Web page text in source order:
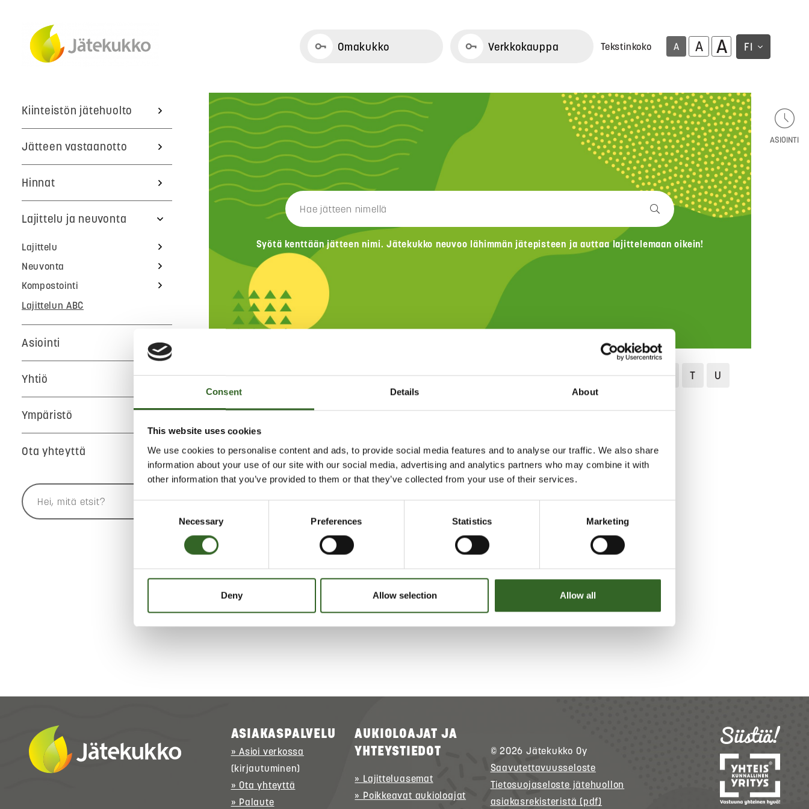
Consent Details About
This website uses cookies
We use cookies to personalise content and ads, to provide social media features and to analyse our traffic. We also share
information about your use of our site with our social media, advertising and analytics partners who may combine it with
other information that you’ve provided to them or that they’ve collected from your use of their services.
Selection
Necessary Preferences Statistics Marketing
Deny Allow selection Allow all
Omakukko Verkkokauppa Tekstinkoko A A A FI
Kiinteistön jätehuolto
Jätteen vastaanotto
Hinnat
Lajittelu ja neuvonta
Lajittelu
Neuvonta
Kompostointi
Lajittelun ABC
Asiointi
Yhtiö
Ympäristö
Ota yhteyttä
Syötä kenttään jätteen nimi. Jätekukko neuvoo lähimmän jätepisteen ja auttaa lajittelemaan oikein!
ASIOINTI
A B C D E F G H I J K L M N O P Q R S T
U
Jätekukko
DVD-LEVY
sekajätteeseen.
LAJITTELUOHJEET
Tarkista jätelajikohtaiset lajitteluohjeet
ASIAKASPALVELU
» Asioi verkossa
(kirjautuminen)
» Ota yhteyttä
» Palaute
AUKIOLOAJAT JA
YHTEYSTIEDOT
» Lajitteluasemat
» Poikkeavat aukioloajat
© 2026 Jätekukko Oy
Saavutettavuusseloste
Tietosuojaseloste jätehuollon
asiakasrekisteristä (pdf)